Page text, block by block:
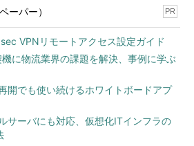
ーパー） PR
VPNリモートアクセス設定ガイド
機に物流業界の課題を解決、事例に学ぶ
開でも使い続けるホワイトボードアプ
サーバにも対応、仮想化ITインフラの